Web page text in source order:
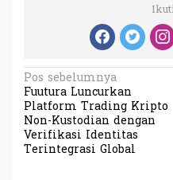
N
a
v
i
Pos sebelumnya
Fuutura Luncurkan
Platform Trading Kripto
Non-Kustodian dengan
Verifikasi Identitas
Terintegrasi Global